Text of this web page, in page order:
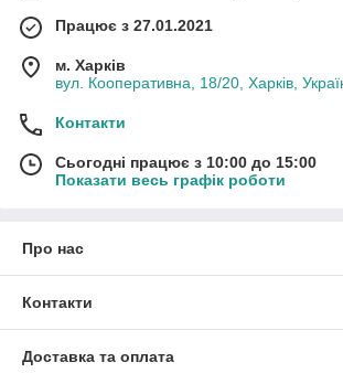
Працює з 27.01.2021
м. Харків
вул. Кооперативна, 18/20, Харків,
Контакти
Сьогодні працює з 10:00 до 15:00
Показати весь графік роботи
Про нас
Контакти
Доставка та оплата